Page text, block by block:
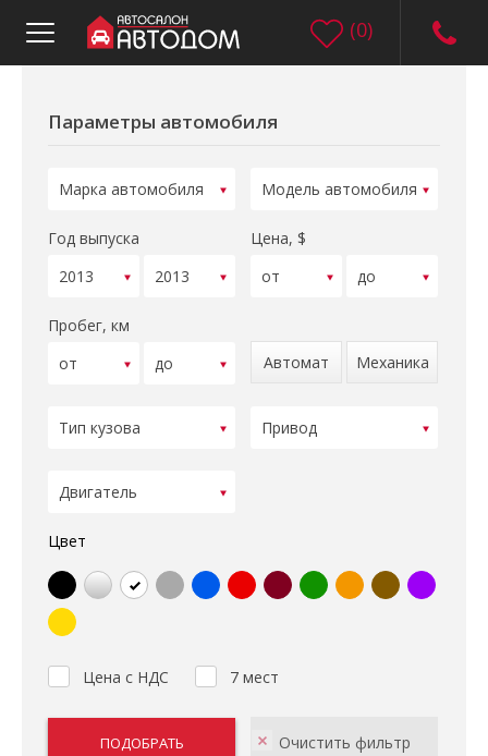
(0)
Параметры автомобиля
Год выпуска Цена, $
Пробег, км
Автомат
Механика
Цвет
Цена с НДС 7 мест